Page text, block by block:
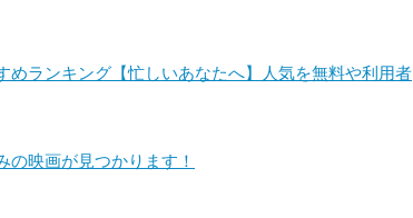
めランキング【忙しいあなたへ】人気を無料や利用者
映画が見つかります！